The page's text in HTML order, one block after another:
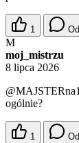
1
M
moj_mistrzu
8 lipca 2026
ogólnie?
1